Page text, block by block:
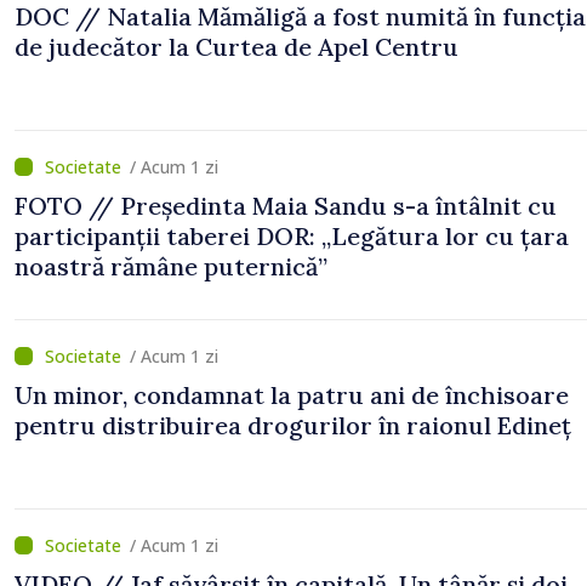
DOC // Natalia Mămăligă a fost numită în funcția
de judecător la Curtea de Apel Centru
/ Acum 1 zi
FOTO // Președinta Maia Sandu s-a întâlnit cu
participanții taberei DOR: „Legătura lor cu țara
noastră rămâne puternică”
/ Acum 1 zi
Un minor, condamnat la patru ani de închisoare
pentru distribuirea drogurilor în raionul Edineț
/ Acum 1 zi